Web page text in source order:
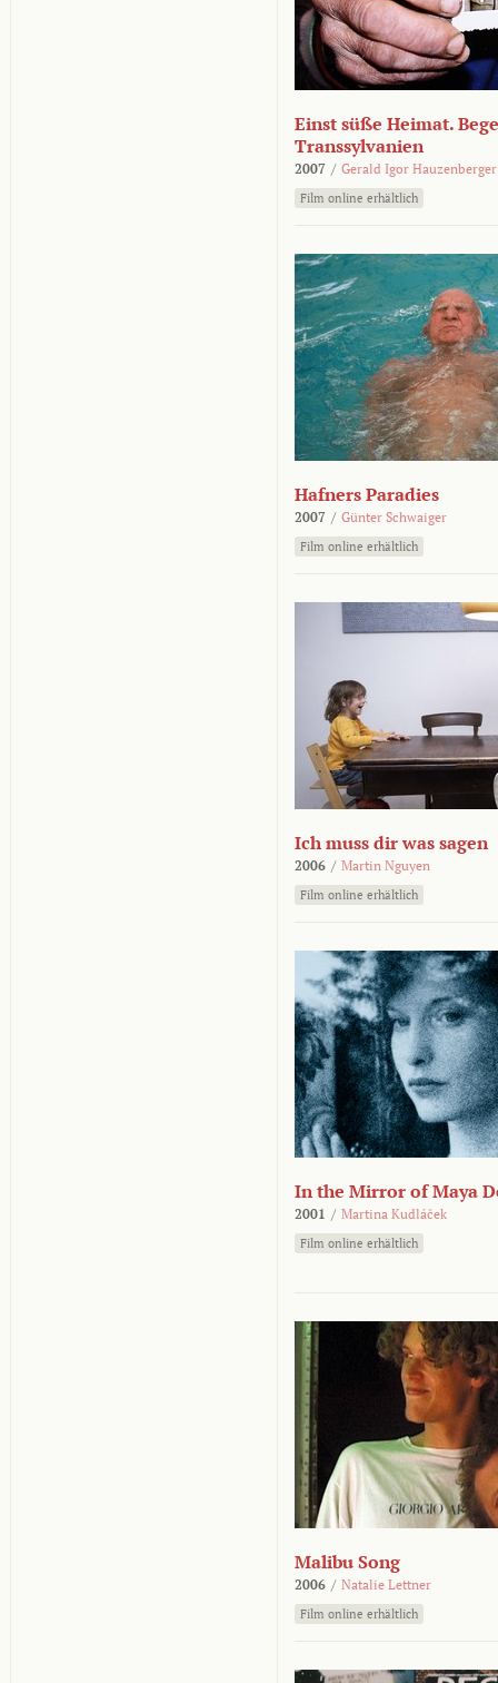
Einst süße Heimat.
Transsylvanien
2007 / Gerald Igor Hauzenberger
Film online erhältlich
Hafners Paradies
2007 / Günter Schwaiger
Film online erhältlich
Ich muss dir was sagen
2006 / Martin Nguyen
Film online erhältlich
In the Mirror of Maya
2001 / Martina Kudláček
Film online erhältlich
Malibu Song
2006 / Natalie Lettner
Film online erhältlich